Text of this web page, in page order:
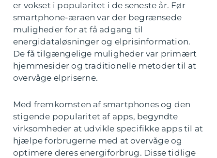
er vokset i popularitet i de seneste år. Før
smartphone-æraen var der begrænsede
muligheder for at få adgang til
energidataløsninger og elprisinformation.
De få tilgængelige muligheder var primært
hjemmesider og traditionelle metoder til at
overvåge elpriserne.
Med fremkomsten af smartphones og den
stigende popularitet af apps, begyndte
virksomheder at udvikle specifikke apps til at
hjælpe forbrugerne med at overvåge og
optimere deres energiforbrug. Disse tidlige